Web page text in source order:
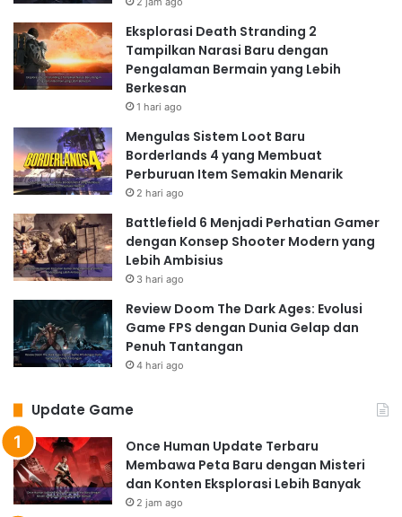
Strategi dan Taktik dalam The
King of Fighters: AFK
Meskipun gameplay-nyaidle,The King of Fighters: AFK
tetap membutuhkan strategi dan taktik yang cerdas.
Kamu perlu memperhatikan posisi karakter,skillyang
timing
kemenangan. Manfaatkan fitur-fitur yang tersedia
dalam game, sepertiskillkhusus danequipment, untuk
meningkatkan kekuatan timmu. Jangan lupa untuk
selalu meng-
secara berkala agar tetap kompetitif.
Nostalgia KOF yang
Bagi para penggemar setia
ini menghadirkan gelombang nostalgia yang kuat.
Grafisnya yang memukau, dengan desain karakter dan
efek visual yang setia kepada seri aslinya, akan
membuatmu serasa kembali ke masa-masa
Eksplorasi Death Stranding 2
Tampilkan Narasi Baru dengan
Pengalaman Bermain yang Lebih
Berkesan
1 hari ago
Mengulas Sistem Loot Baru
Borderlands 4 yang Membuat
Perburuan Item Semakin Menarik
2 hari ago
Battlefield 6 Menjadi Perhatian Gamer
dengan Konsep Shooter Modern yang
Lebih Ambisius
3 hari ago
Review Doom The Dark Ages: Evolusi
Game FPS dengan Dunia Gelap dan
Penuh Tantangan
4 hari ago
Update Game
Once Human Update Terbaru
Membawa Peta Baru dengan Misteri
dan Konten Eksplorasi Lebih Banyak
2 jam ago